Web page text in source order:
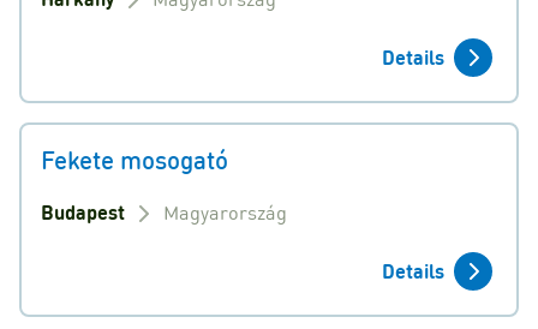
Details
Fekete mosogató
Budapest Magyarország
Details